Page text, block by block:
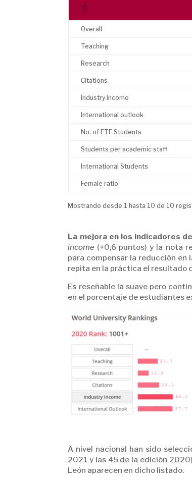
Overall
Teaching
Research
Citations
Industry income
International outlook
No. of FTE Students
Students per academic staff
International Students
Female ratio
Mostrando desde 1 hasta 10 de 10
La mejora en los indicadores
income (+0,6 puntos) y la nota
para compensar la reducción en
repita en la práctica el resultado
Es reseñable la suave pero
en el porcentaje de estudiantes
A nivel nacional han sido
2021 y las 45 de la edición
León aparecen en dicho listado.